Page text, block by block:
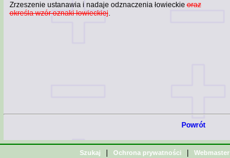
Zrzeszenie ustanawia i nadaje odznaczenia łowieckieoraz
określa wzór oznaki łowieckiej.
Powrót
Szukaj Ochrona prywatności
Webmaster